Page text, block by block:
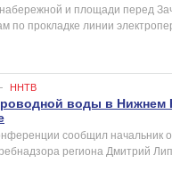
и площади перед
по прокладке линии
ННТВ
воды в Нижнем
сообщил начальник
региона Дмитрий